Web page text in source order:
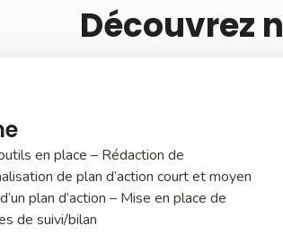
Découvrez
en place – Rédaction de
de plan d’action court et moyen
plan d’action – Mise en place de
de suivi/bilan